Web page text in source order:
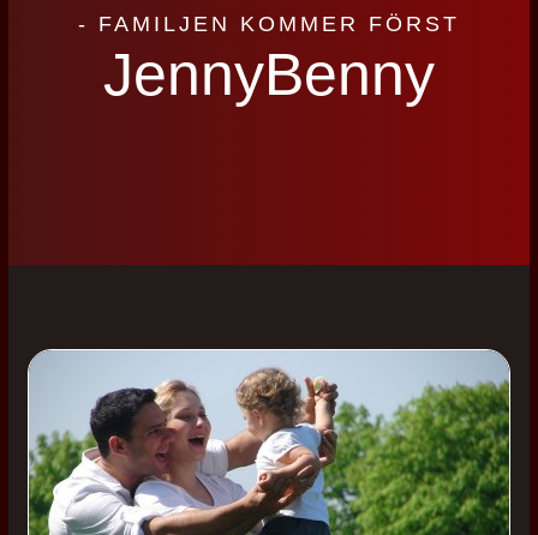
- FAMILJEN KOMMER FÖRST
JennyBenny